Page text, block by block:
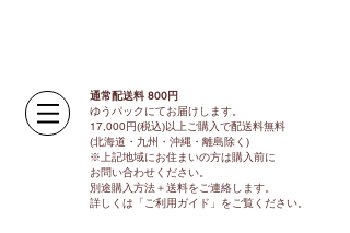
通常配送料 800円​
ゆうパックにてお届けします。
17,000円(税込)以上ご購入で配送料無料
(北海道・九州・沖縄・離島除く)
※上記地域にお住まいの方は購入前に
お問い合わせください。
別途購入方法＋送料をご連絡します。
​​詳しくは「ご利用ガイド」をご覧ください。